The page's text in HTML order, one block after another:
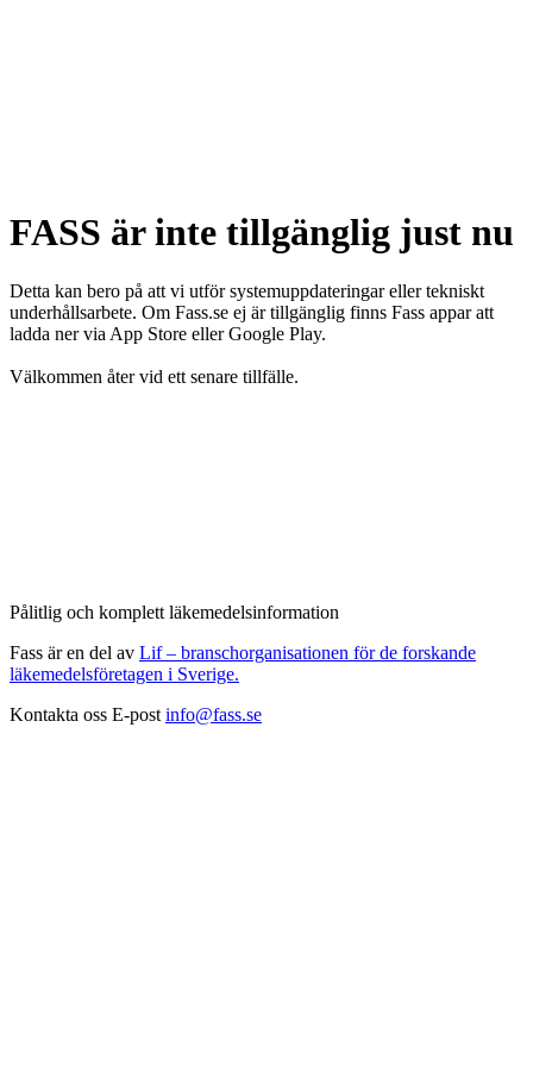
FASS är inte tillgänglig just nu
Detta kan bero på att vi utför systemuppdateringar eller tekniskt
underhållsarbete. Om Fass.se ej är tillgänglig finns Fass appar att
ladda ner via App Store eller Google Play.
Välkommen åter vid ett senare tillfälle.
Pålitlig och komplett läkemedelsinformation
Fass är en del av Lif – branschorganisationen för de forskande
läkemedelsföretagen i Sverige.
Kontakta oss E-post info@fass.se